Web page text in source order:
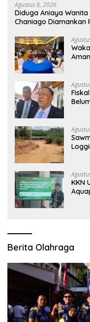
Agustus 8, 2026
Diduga Aniaya Wanita
Chaniago Diamankan
KKN
Berita Olahraga